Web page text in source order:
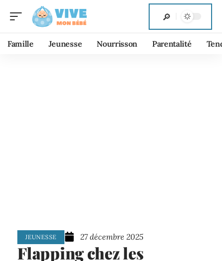
Famille Jeunesse Nourrisson Parentalité
JEUNESSE 27 décembre 2025
Flapping chez les